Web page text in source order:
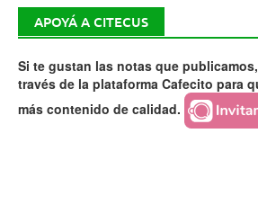
APOYÁ A CITECUS
Si te gustan las notas que
través de la plataforma Cafecito para
más contenido de calidad.